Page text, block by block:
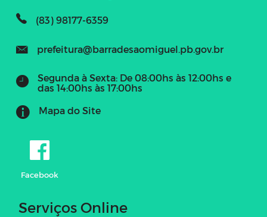
(83) 98177-6359
prefeitura@barradesaomiguel.pb.gov.br
Segunda à Sexta: De 08:00hs às 12:00hs e
das 14:00hs às 17:00hs
Mapa do Site
Facebook
Serviços Online